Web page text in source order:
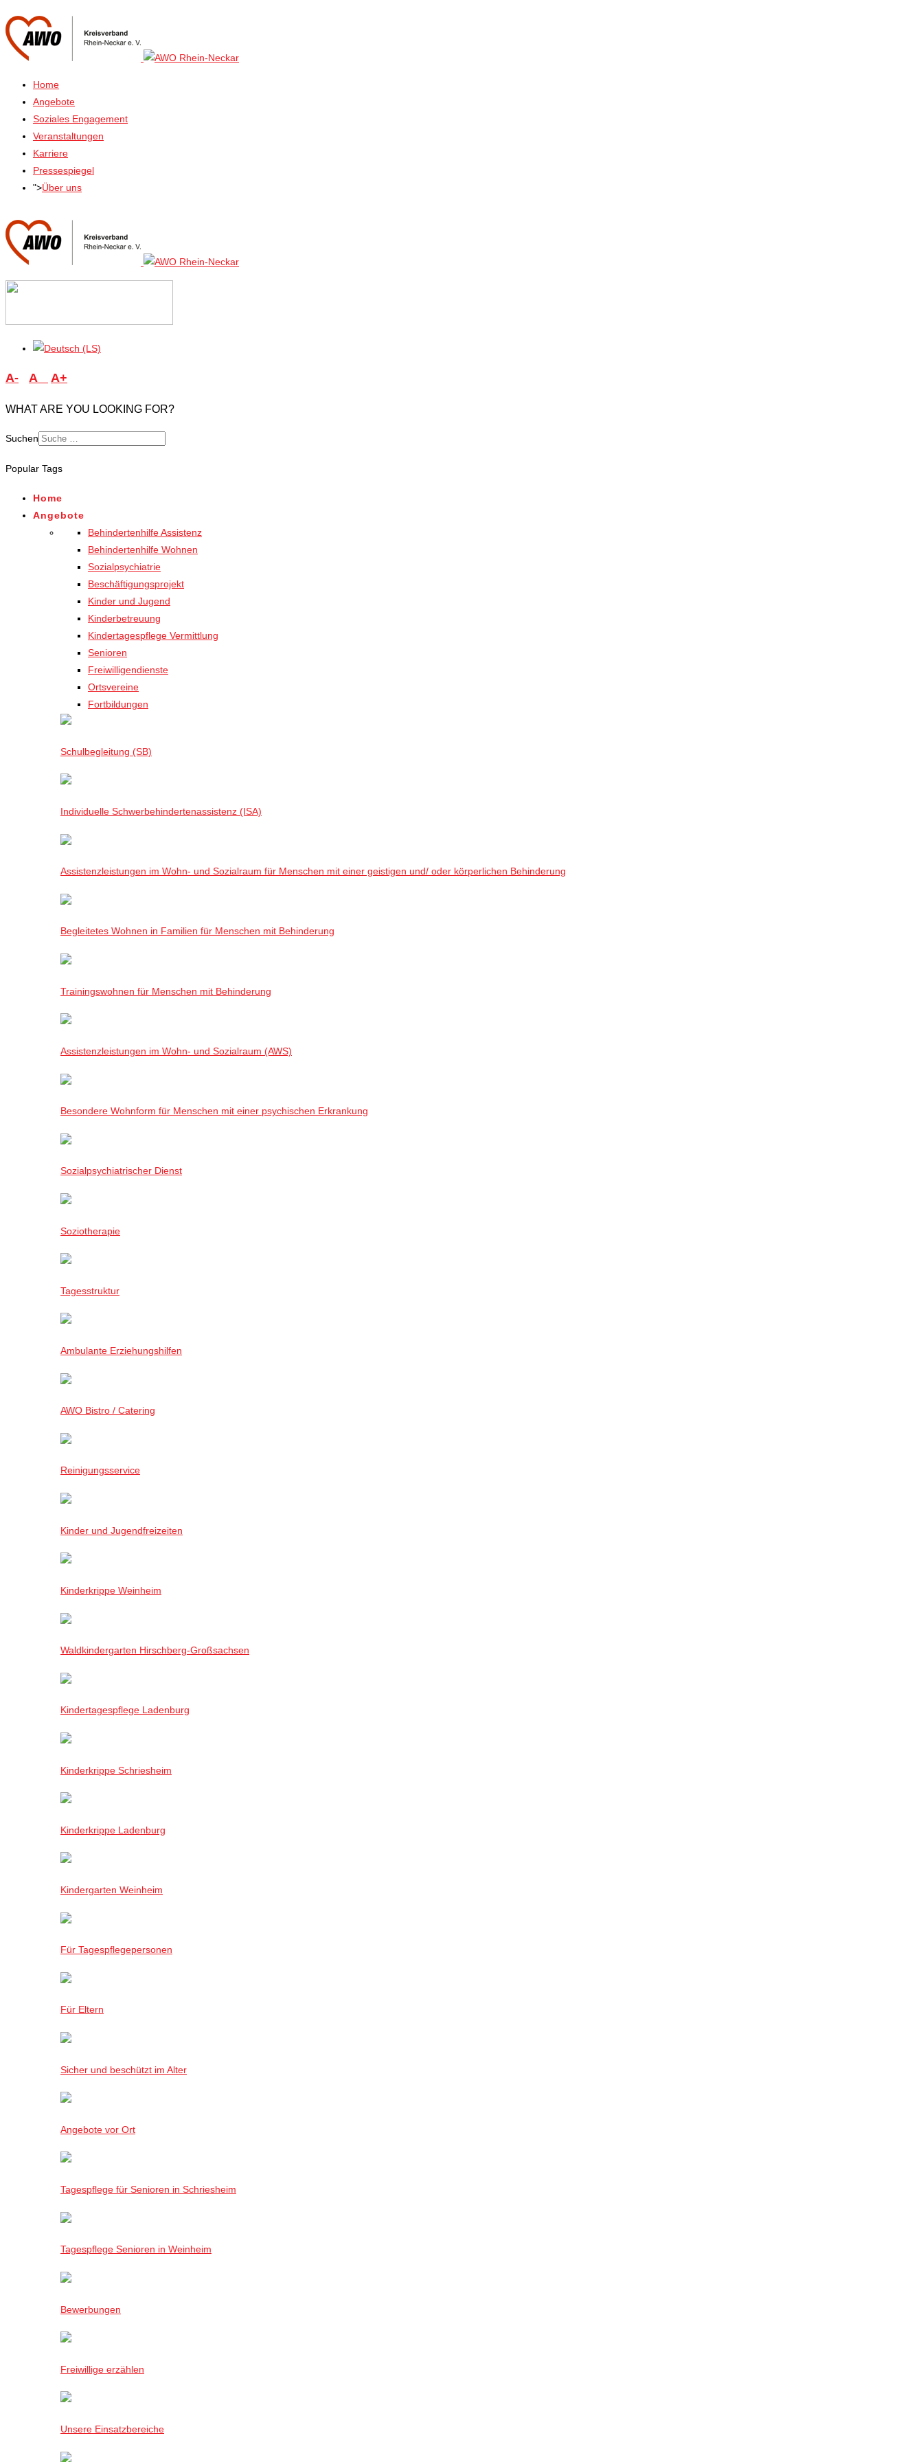
Home
Angebote
Soziales Engagement
Veranstaltungen
Karriere
Pressespiegel
">Über uns
A- A A+
WHAT ARE YOU LOOKING FOR?
Suchen
for results.
Popular Tags
Home
Angebote
Behindertenhilfe Assistenz
Behindertenhilfe Wohnen
Sozialpsychiatrie
Beschäftigungsprojekt
Kinder und Jugend
Kinderbetreuung
Kindertagespflege Vermittlung
Senioren
Freiwilligendienste
Ortsvereine
Fortbildungen
Schulbegleitung (SB)
Individuelle Schwerbehindertenassistenz (ISA)
Assistenzleistungen im Wohn- und Sozialraum für Menschen mit einer geistigen und/ oder körperlichen Behinderung
Begleitetes Wohnen in Familien für Menschen mit Behinderung
Trainingswohnen für Menschen mit Behinderung
Assistenzleistungen im Wohn- und Sozialraum (AWS)
Besondere Wohnform für Menschen mit einer psychischen Erkrankung
Sozialpsychiatrischer Dienst
Soziotherapie
Tagesstruktur
Ambulante Erziehungshilfen
AWO Bistro / Catering
Reinigungsservice
Kinder und Jugendfreizeiten
Kinderkrippe Weinheim
Waldkindergarten Hirschberg-Großsachsen
Kindertagespflege Ladenburg
Kinderkrippe Schriesheim
Kinderkrippe Ladenburg
Kindergarten Weinheim
Für Tagespflegepersonen
Für Eltern
Sicher und beschützt im Alter
Angebote vor Ort
Tagespflege für Senioren in Schriesheim
Tagespflege Senioren in Weinheim
Bewerbungen
Freiwillige erzählen
Unsere Einsatzbereiche